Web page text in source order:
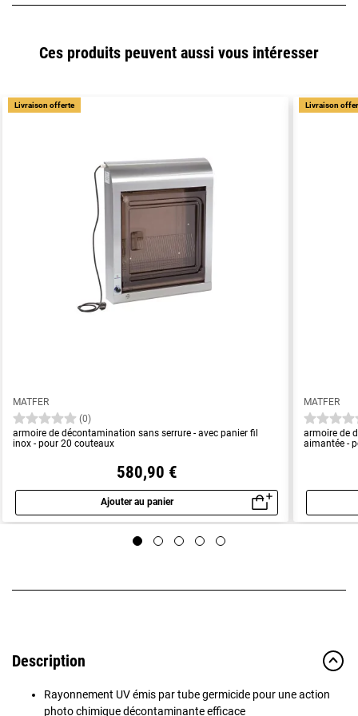
Ces produits peuvent aussi vous intéresser
MATFER
(0)
armoire de décontamination sans serrure - avec panier fil
inox - pour 20 couteaux
580,90 €
Ajouter au panier
Aperçu rapide
Livraison offerte
MATFER
armoire de
aimantée -
Livraison
Description
Rayonnement UV émis par tube germicide pour une action
photo chimique décontaminante efficace